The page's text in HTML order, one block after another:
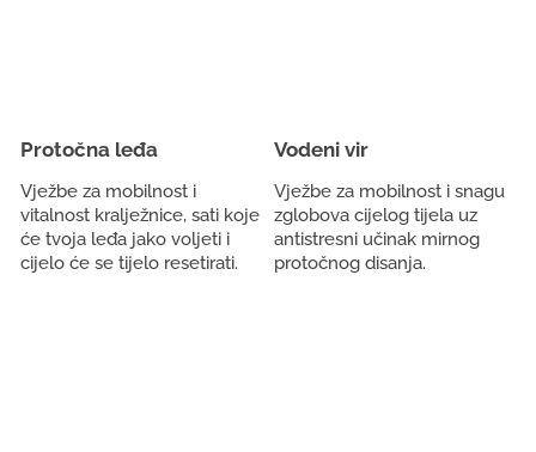
Protočna leđa
Vježbe za mobilnost i
vitalnost kralježnice, sati koje
će tvoja leđa jako voljeti i
cijelo će se tijelo resetirati.
Vodeni vir
Vježbe za mobilnost i snagu
zglobova cijelog tijela uz
antistresni učinak mirnog
protočnog disanja.